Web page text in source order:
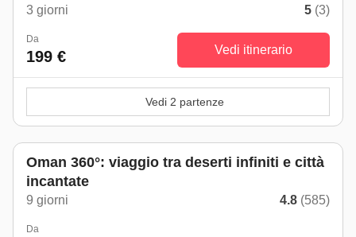
3 giorni 5 (3)
Da
199 € Vedi itinerario
Vedi 2 partenze
Oman 360°: viaggio tra deserti infiniti e città
incantate
9 giorni 4.8 (585)
Da